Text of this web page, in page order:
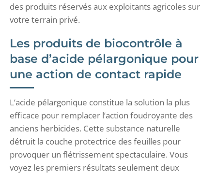
des produits réservés aux exploitants agricoles sur
votre terrain privé.
Les produits de biocontrôle à
base d’acide pélargonique pour
une action de contact rapide
L’acide pélargonique constitue la solution la plus
efficace pour remplacer l’action foudroyante des
anciens herbicides. Cette substance naturelle
détruit la couche protectrice des feuilles pour
provoquer un flétrissement spectaculaire. Vous
voyez les premiers résultats seulement deux